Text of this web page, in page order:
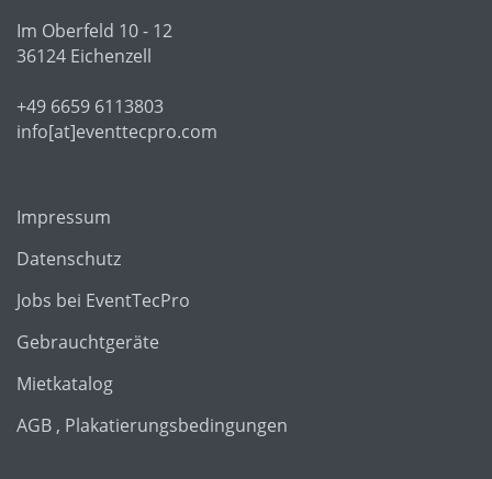
Im Oberfeld 10 - 12
36124 Eichenzell
+49 6659 6113803
info[at]eventtecpro.com
Impressum
Datenschutz
Jobs bei EventTecPro
Gebrauchtgeräte
Mietkatalog
AGB , Plakatierungsbedingungen